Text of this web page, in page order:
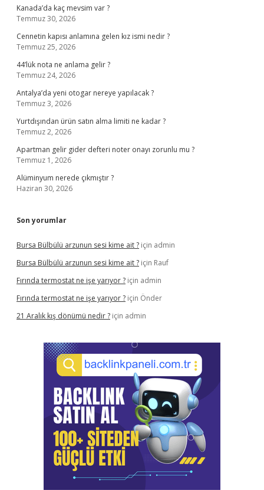
Kanada’da kaç mevsim var ?
Temmuz 30, 2026
Cennetin kapısı anlamına gelen kız ismi nedir ?
Temmuz 25, 2026
44’lük nota ne anlama gelir ?
Temmuz 24, 2026
Antalya’da yeni otogar nereye yapılacak ?
Temmuz 3, 2026
Yurtdışından ürün satın alma limiti ne kadar ?
Temmuz 2, 2026
Apartman gelir gider defteri noter onayı zorunlu mu ?
Temmuz 1, 2026
Alüminyum nerede çıkmıştır ?
Haziran 30, 2026
Son yorumlar
Bursa Bülbülü arzunun sesi kime ait ? için admin
Bursa Bülbülü arzunun sesi kime ait ? için Rauf
Fırında termostat ne işe yarıyor ? için admin
Fırında termostat ne işe yarıyor ? için Önder
21 Aralık kış dönümü nedir ? için admin